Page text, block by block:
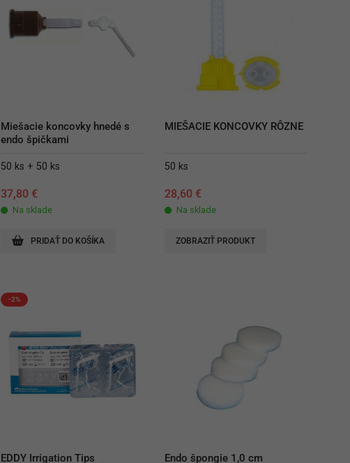
Miešacie koncovky hnedé s
endo špičkami
50 ks + 50 ks
37,80 €
Na sklade
PRIDAŤ DO KOŠÍKA
MIEŠACIE KONCOVKY RÔZNE
50 ks
28,60 €
Na sklade
ZOBRAZIŤ PRODUKT
-2%
EDDY Irrigation Tips Endo špongie 1,0 cm